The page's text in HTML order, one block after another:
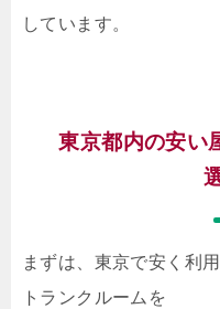
しています。
東京都内の安い
まずは、東京で安く利
トランクルームを